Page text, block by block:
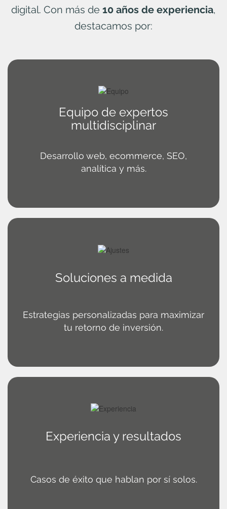
digital. Con más de 10 años de experiencia,
destacamos por:
Equipo de expertos
multidisciplinar
Desarrollo web, ecommerce, SEO,
analítica y más.
Soluciones a medida
Estrategias personalizadas para maximizar
tu retorno de inversión.
Experiencia y resultados
Casos de éxito que hablan por sí solos.